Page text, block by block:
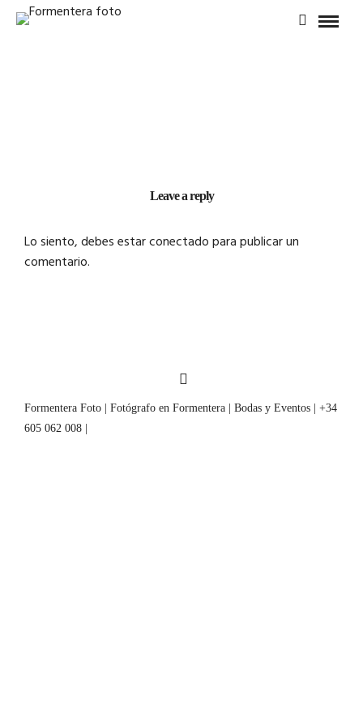
Leave a reply
Lo siento, debes estarconectadopara publicar un
comentario.
Formentera Foto | Fotógrafo en Formentera | Bodas y Eventos | +34
605 062 008 |